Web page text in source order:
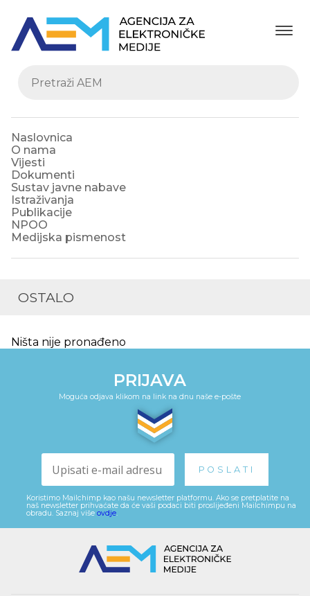
Naslovnica
O nama
Vijesti
Dokumenti
Sustav javne nabave
Istraživanja
Publikacije
NPOO
Medijska pismenost
OSTALO
Ništa nije pronađeno
PRIJAVA
Moguća odjava klikom na link na dnu naše e-pošte
Koristimo Mailchimp kao našu newsletter platformu. Ako se pretplatite na
naš newsletter prihvaćate da će vaši podaci biti proslijeđeni Mailchimpu na
obradu. Saznaj više ovdje.